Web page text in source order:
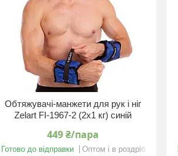
Обтяжувачі-манжети для рук і ніг
Zelart FI-1967-2 (2x1 кг) синій
449 ₴/пара
Готово до відправки Оптом і в роздріб